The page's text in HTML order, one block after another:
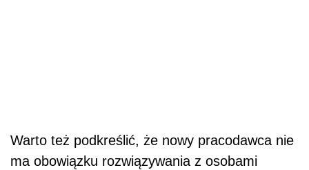
Warto też podkreślić, że nowy pracodawca nie
ma obowiązku rozwiązywania z osobami